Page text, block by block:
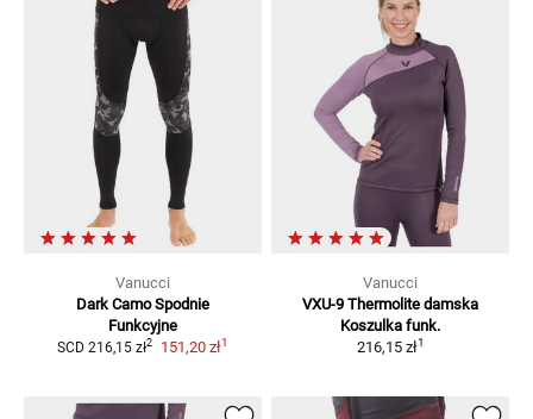
Vanucci
Dark Camo Spodnie
Funkcyjne
SCD 216,15 zł2 151,20 zł1
Vanucci
VXU-9 Thermolite damska
Koszulka funk.
216,15 zł1